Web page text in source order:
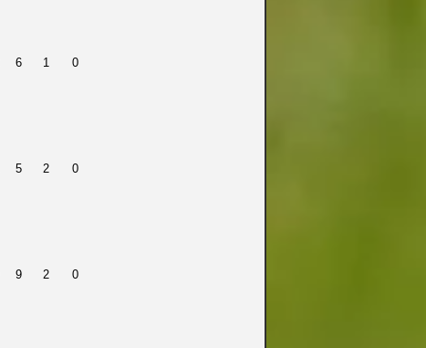
6 1 0
5 2 0
9 2 0